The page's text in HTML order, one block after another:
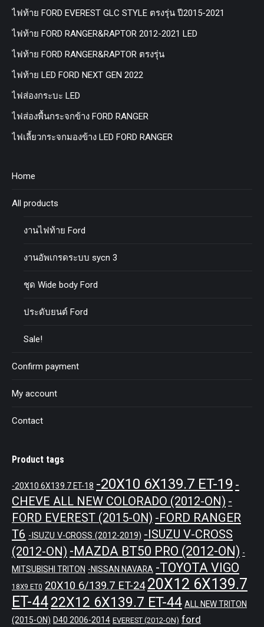
ไฟท้าย FORD EVEREST GLC STYLE ตรงรุ่น ปี2015-2021
ไฟท้าย FORD RANGER&RAPTOR 2012-2021 LED
ไฟท้าย FORD RANGER&RAPTOR ตรงรุ่น
ไฟท้าย LED FORD NEXT GEN 2022
ไฟส่องกระบะ LED
ไฟส่องพื้นกระจกข้าง FORD RANGER
ไฟเลี้ยวกระจกมองข้าง LED FORD RANGER
Home
All products
งานไฟท้าย Ford
งานอัพเกรดระบบ sycn 3
ชุด Wide body Ford
ประดับยนต์ Ford
Sale!
Confirm payment
My account
Contact
Product tags
-20X10 6X139.7 ET-18 -20X10 6X139.7 ET-19 -
CHEVE ALL NEW COLORADO (2012-ON) -
FORD EVEREST (2015-ON) -FORD RANGER
T6 -ISUZU V-CROSS (2012-2019) -ISUZU V-CROSS
(2012-ON) -MAZDA BT50 PRO (2012-ON) -
MITSUBISHI TRITON -NISSAN NAVARA -TOYOTA VIGO
18X9 ET0 20X10 6/139.7 ET-24 20X12 6X139.7
ET-4422X12 6X139.7 ET-44 ALL NEW TRITON
(2015-ON) D40 2006-2014 EVEREST (2012-ON) ford